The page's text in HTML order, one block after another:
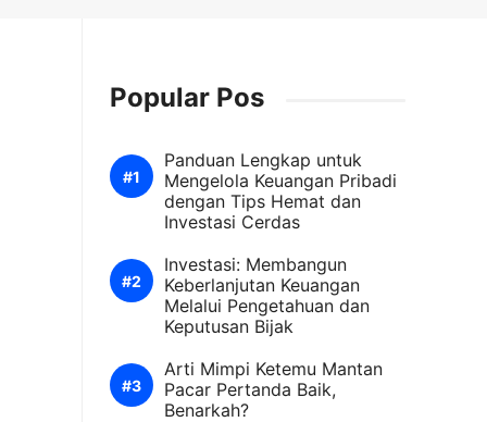
Popular Pos
Panduan Lengkap untuk
Mengelola Keuangan Pribadi
dengan Tips Hemat dan
Investasi Cerdas
Investasi: Membangun
Keberlanjutan Keuangan
Melalui Pengetahuan dan
Keputusan Bijak
Arti Mimpi Ketemu Mantan
Pacar Pertanda Baik,
Benarkah?